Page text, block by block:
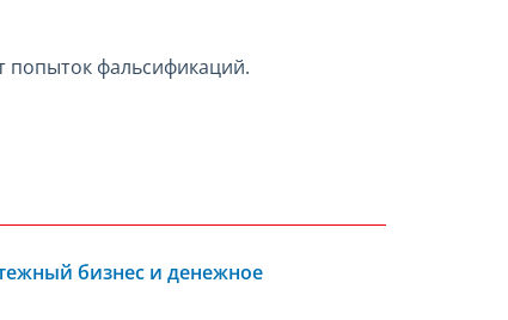
попыток фальсификаций.
бизнес и денежное